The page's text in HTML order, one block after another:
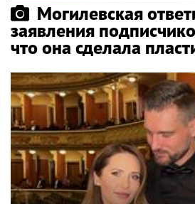
Могилевская
заявления
что она сделала